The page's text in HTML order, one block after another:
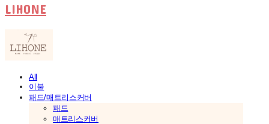
LIHONE
All
이불
패드/매트리스커버
패드
매트리스커버